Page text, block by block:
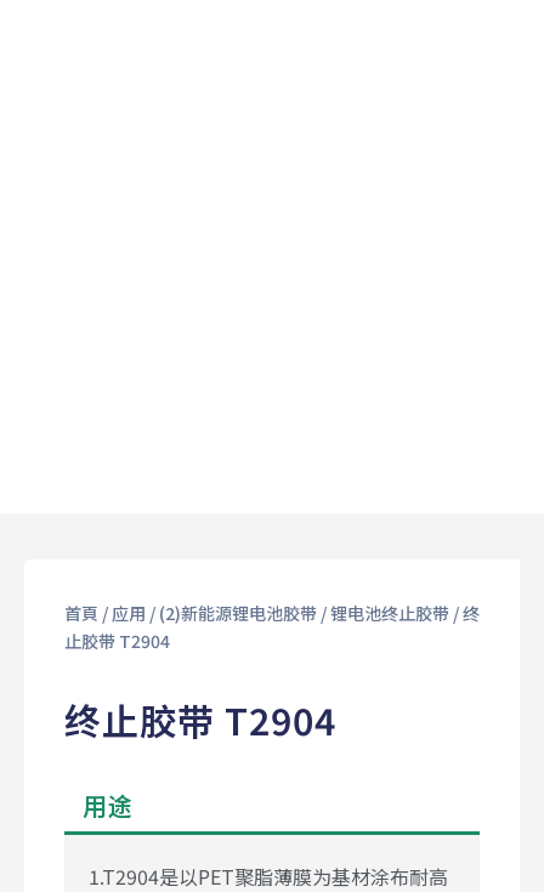
首頁 / 应用 / (2)新能源锂电池胶带/锂电池终止胶带/ 终
止胶带 T2904
终止胶带 T2904
用途
1.T2904是以PET聚脂薄膜为基材涂布耐高